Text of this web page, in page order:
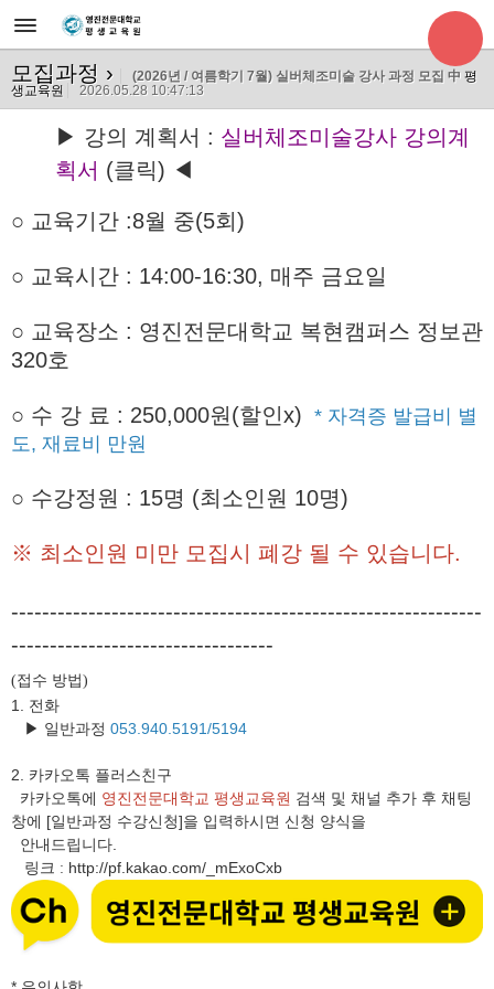
모집과정 › (2026년 / 여름학기 7월) 실버체조미술 강사 과정 모집 中 평
생교육원
2026.05.28 10:47:13
▶ 강의 계획서 : 실버체조미술강사 강의계
획서 (클릭) ◀
○ 교육기간 :8월 중(5회)
○ 교육시간 : 14:00-16:30, 매주 금요일
○ 교육장소 : 영진전문대학교 복현캠퍼스 정보관
320호
○ 수 강 료 : 250,000원(할인x) * 자격증 발급비 별
도, 재료비 만원
○ 수강정원 : 15명 (최소인원 10명)
※ 최소인원 미만 모집시 폐강 될 수 있습니다.
-------------------------------------------------------------
----------------------------------
(접수 방법)
1. 전화
▶ 일반과정 053.940.5191/5194
2. 카카오톡 플러스친구
카카오톡에 영진전문대학교 평생교육원 검색 및 채널 추가 후 채팅
창에 [일반과정 수강신청]을 입력하시면 신청 양식을
안내드립니다.
링크 : http://pf.kakao.com/_mExoCxb